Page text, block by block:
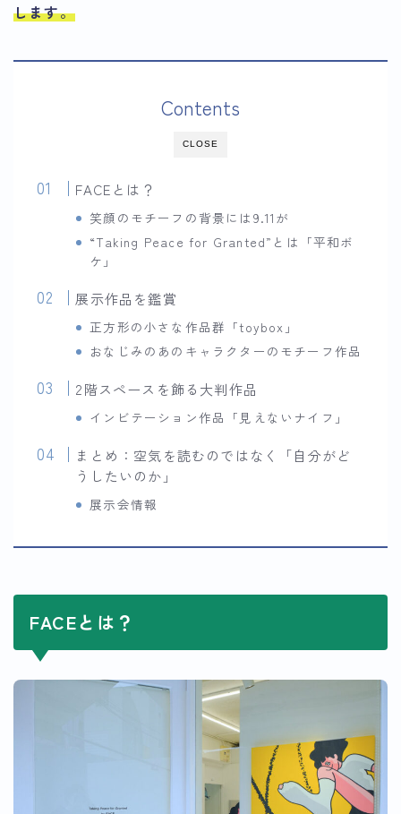
します。
CLOSE
Contents
FACEとは？
笑顔のモチーフの背景には9.11が
“Taking Peace for Granted”とは「平和ボ
ケ」
展示作品を鑑賞
正方形の小さな作品群「toybox」
おなじみのあのキャラクターのモチーフ作品
2階スペースを飾る大判作品
インビテーション作品「見えないナイフ」
まとめ：空気を読むのではなく「自分がど
うしたいのか」
展示会情報
FACEとは？